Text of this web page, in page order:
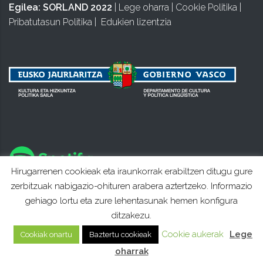
Egilea: SORLAND 2022 Lege oharra Cookie Politika
Pribatutasun Politika
Edukien lizentzia
Hirugarrenen cookieak eta iraunkorrak erabiltzen ditugu gure
zerbitzuak nabigazio-ohituren arabera aztertzeko. Informazio
gehiago lortu eta zure lehentasunak hemen konfigura
ditzakezu.
Cookiak onartu Baztertu cookieak Cookie aukerak
Lege
oharrak